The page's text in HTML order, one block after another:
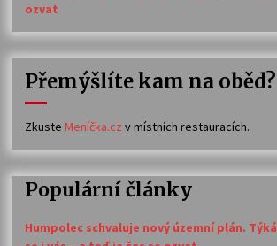
ozvat
Přemýšlíte kam na oběd?
Zkuste Meníčka.cz v místních restauracích.
Populární články
Humpolec schvaluje nový územní plán. Týká